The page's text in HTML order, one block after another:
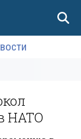
НАТО